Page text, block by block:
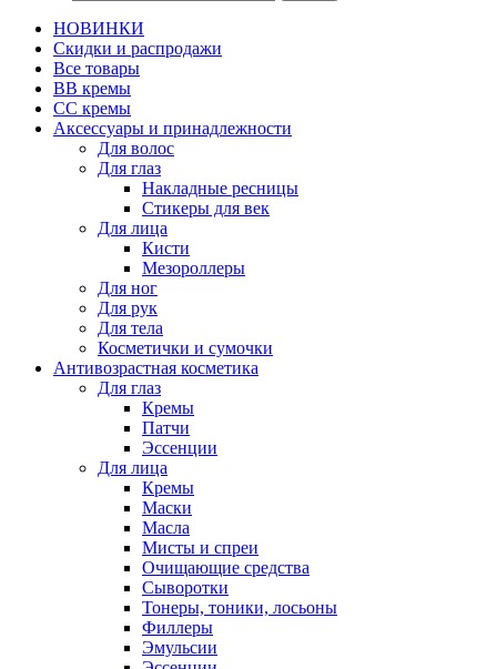
НОВИНКИ
Скидки и распродажи
Все товары
BB кремы
CC кремы
Аксессуары и принадлежности
Для волос
Для глаз
Накладные ресницы
Стикеры для век
Для лица
Кисти
Мезороллеры
Для ног
Для рук
Для тела
Косметички и сумочки
Антивозрастная косметика
Для глаз
Кремы
Патчи
Эссенции
Для лица
Кремы
Маски
Масла
Мисты и спреи
Очищающие средства
Сыворотки
Тонеры, тоники, лосьоны
Филлеры
Эмульсии